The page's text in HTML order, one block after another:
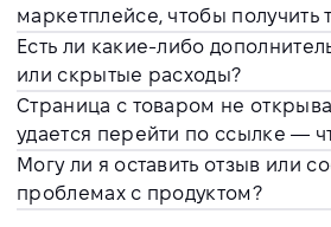
маркетплейсе, чтобы получить
Есть ли какие-либо
или скрытые расходы?
Страница с товаром не
удается перейти по ссылке —
Могу ли я оставить отзыв или
проблемах с продуктом?